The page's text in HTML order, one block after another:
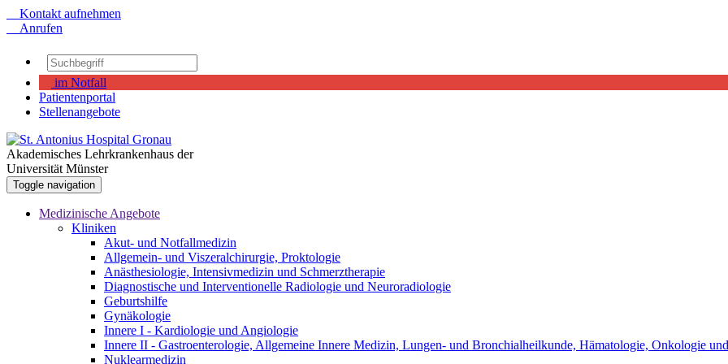
Kontakt aufnehmen
Anrufen
im Notfall
Patientenportal
Stellenangebote
Akademisches Lehrkrankenhaus der
Universität Münster
Toggle navigation
Medizinische Angebote
Kliniken
Akut- und Notfallmedizin
Allgemein- und Viszeralchirurgie, Proktologie
Anästhesiologie, Intensivmedizin und Schmerztherapie
Diagnostische und Interventionelle Radiologie und Neuroradiologie
Geburtshilfe
Gynäkologie
Innere I - Kardiologie und Angiologie
Innere II - Gastroenterologie, Allgemeine Innere Medizin, Lungen- und Bronchialheilkunde, Hämatologie, Onkologie
Nuklearmedizin